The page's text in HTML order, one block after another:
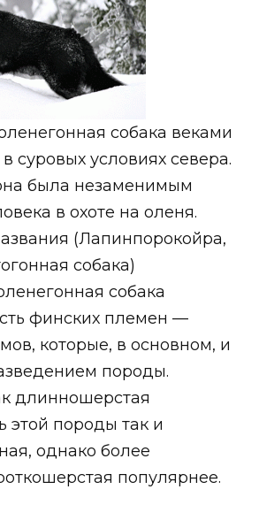
собака веками
суровых условиях севера.
была незаменимым
в охоте на оленя.
(Лапинпорокойра,
собака)
собака
финских племен —
которые, в основном, и
породы.
длинношерстая
этой породы так и
однако более
популярнее.